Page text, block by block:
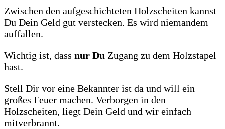
Zwischen den aufgeschichteten Holzscheiten kannst
Du Dein Geld gut verstecken. Es wird niemandem
auffallen.
Wichtig ist, dass nur Du Zugang zu dem Holzstapel
hast.
Stell Dir vor eine Bekannter ist da und will ein
großes Feuer machen. Verborgen in den
Holzscheiten, liegt Dein Geld und wir einfach
mitverbrannt.